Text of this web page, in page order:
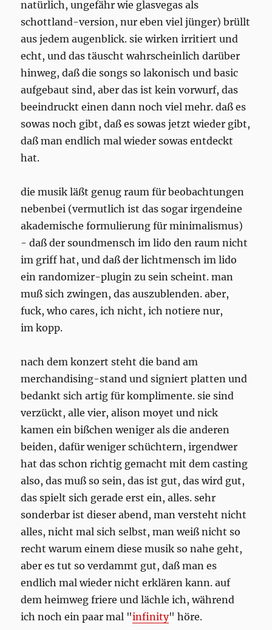
natürlich, ungefähr wie glasvegas als
schottland-version, nur eben viel jünger) brüllt
aus jedem augenblick. sie wirken irritiert und
echt, und das täuscht wahrscheinlich darüber
hinweg, daß die songs so lakonisch und basic
aufgebaut sind, aber das ist kein vorwurf, das
beeindruckt einen dann noch viel mehr. daß es
sowas noch gibt, daß es sowas jetzt wieder gibt,
daß man endlich mal wieder sowas entdeckt
hat.
die musik läßt genug raum für beobachtungen
nebenbei (vermutlich ist das sogar irgendeine
akademische formulierung für minimalismus)
- daß der soundmensch im lido den raum nicht
im griff hat, und daß der lichtmensch im lido
ein randomizer-plugin zu sein scheint. man
muß sich zwingen, das auszublenden. aber,
fuck, who cares, ich nicht, ich notiere nur,
im kopp.
nach dem konzert steht die band am
merchandising-stand und signiert platten und
bedankt sich artig für komplimente. sie sind
verzückt, alle vier, alison moyet und nick
kamen ein bißchen weniger als die anderen
beiden, dafür weniger schüchtern, irgendwer
hat das schon richtig gemacht mit dem casting
also, das muß so sein, das ist gut, das wird gut,
das spielt sich gerade erst ein, alles. sehr
sonderbar ist dieser abend, man versteht nicht
alles, nicht mal sich selbst, man weiß nicht so
recht warum einem diese musik so nahe geht,
aber es tut so verdammt gut, daß man es
endlich mal wieder nicht erklären kann. auf
dem heimweg friere und lächle ich, während
ich noch ein paar mal "infinity" höre.